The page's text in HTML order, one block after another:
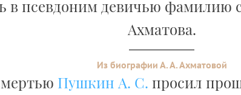
в псевдоним девичью фамилию
Ахматова.
Из биографии А. А. Ахматовой
Пушкин А. С. просил